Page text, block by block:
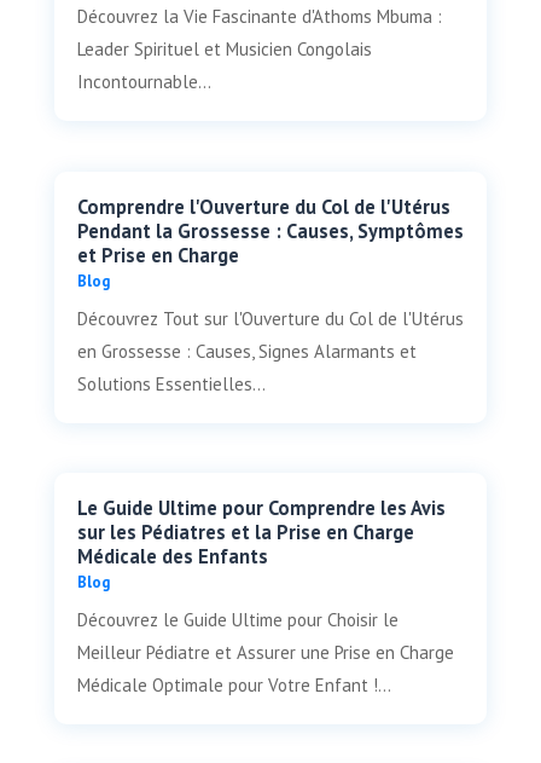
Découvrez la Vie Fascinante d'Athoms Mbuma :
Leader Spirituel et Musicien Congolais
Incontournable...
Comprendre l'Ouverture du Col de l'Utérus
Pendant la Grossesse : Causes, Symptômes
et Prise en Charge
Blog
Découvrez Tout sur l'Ouverture du Col de l'Utérus
en Grossesse : Causes, Signes Alarmants et
Solutions Essentielles...
Le Guide Ultime pour Comprendre les Avis
sur les Pédiatres et la Prise en Charge
Médicale des Enfants
Blog
Découvrez le Guide Ultime pour Choisir le
Meilleur Pédiatre et Assurer une Prise en Charge
Médicale Optimale pour Votre Enfant !...